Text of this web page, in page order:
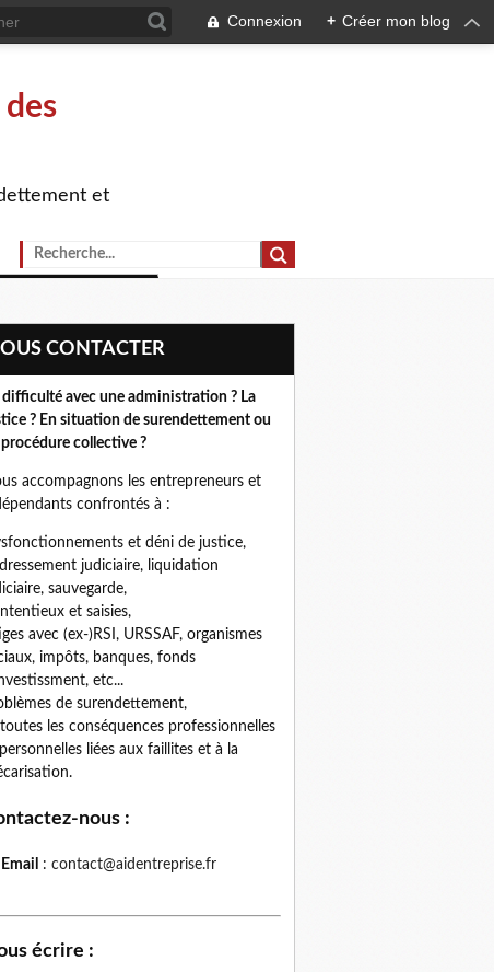
Connexion + Créer mon blog
et
NOUS CONTACTER
difficulté avec une administration ? La
? En situation de surendettement ou
collective ?
accompagnons les entrepreneurs et
confrontés à :
et déni de justice,
judiciaire, liquidation
sauvegarde,
et saisies,
avec (ex-)RSI, URSSAF, organismes
impôts, banques, fonds
etc...
de surendettement,
les conséquences professionnelles
liées aux faillites et à la
nous :
Email : contact@aidentreprise.fr
écrire :